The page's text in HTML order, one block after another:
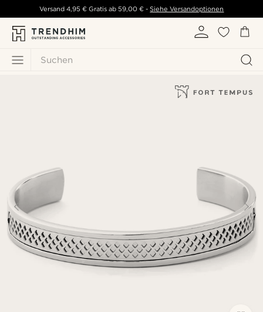
Suchen
Versand 4,95 € Gratis ab 59,00 € - Siehe Versandoptionen